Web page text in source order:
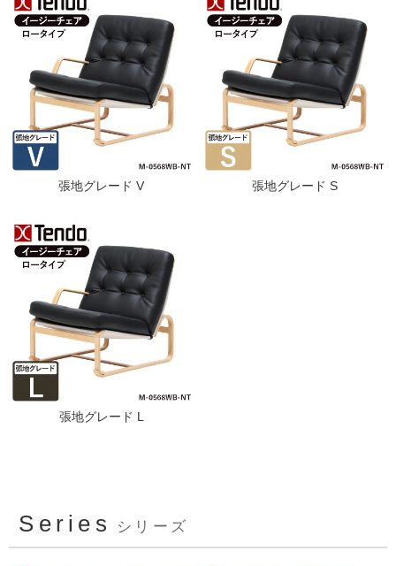
張地グレード V 張地グレード S
張地グレード L
Series シリーズ